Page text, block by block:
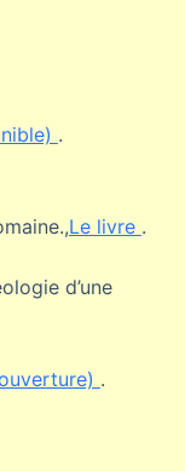
.
Le livre .
d’une
.